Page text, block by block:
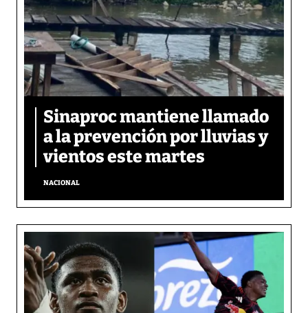
Sinaproc mantiene llamado
a la prevención por lluvias y
vientos este martes
NACIONAL